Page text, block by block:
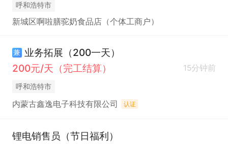
呼和浩特市
新城区啊啦膳驼奶食品店（个体工商户）
兼 业务拓展（200一天）
200元/天（完工结算）
15分钟前
呼和浩特市
内蒙古鑫逸电子科技有限公司 认证
锂电销售员（节日福利）